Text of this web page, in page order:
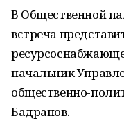
В Общественной
встреча
начальник
общественно-
Бадранов.